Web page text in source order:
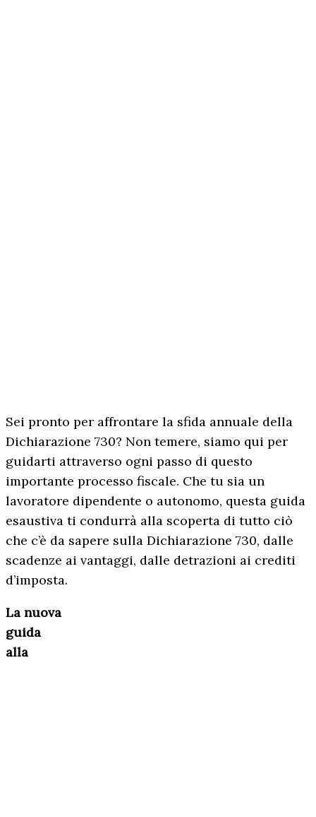
Sei pronto per affrontare la sfida annuale della
Dichiarazione 730? Non temere, siamo qui per
guidarti attraverso ogni passo di questo
importante processo fiscale. Che tu sia un
lavoratore dipendente o autonomo, questa guida
esaustiva ti condurrà alla scoperta di tutto ciò
che c’è da sapere sulla Dichiarazione 730, dalle
scadenze ai vantaggi, dalle detrazioni ai crediti
d’imposta.
La nuova
guida
alla